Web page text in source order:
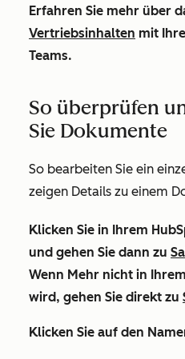
Erfahren Sie mehr über
Vertriebsinhalten mit
Teams.
So überprüfen
Sie Dokumente
So bearbeiten Sie ein
zeigen Details zu einem
Klicken Sie in Ihrem
und gehen Sie dann zu
Wenn Mehr nicht in
wird, gehen Sie direkt zu
Klicken Sie auf den